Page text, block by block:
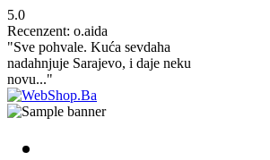
5.0
Recenzent: o.aida
"Sve pohvale. Kuća sevdaha
nadahnjuje Sarajevo, i daje neku
novu..."